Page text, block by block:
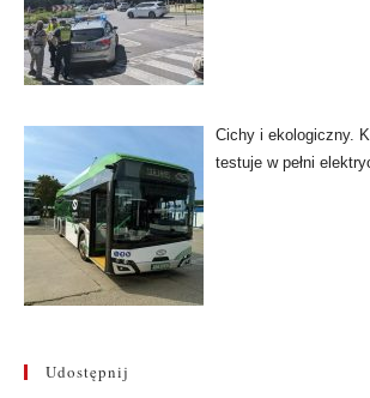
Cichy i ekologiczny.
testuje w pełni
Udostępnij